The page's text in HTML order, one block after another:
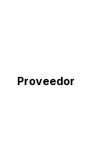
Proveedor